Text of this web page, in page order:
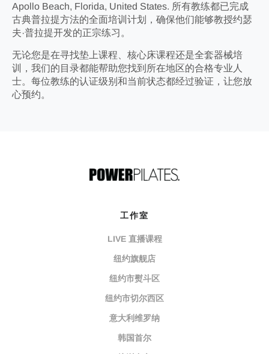
Apollo Beach, Florida, United States. 所有教练都已完成
古典普拉提方法的全面培训计划，确保他们能够教授约瑟
夫·普拉提开发的正宗练习。
无论您是在寻找垫上课程、核心床课程还是全套器械培
训，我们的目录都能帮助您找到所在地区的合格专业人
士。每位教练的认证级别和当前状态都经过验证，让您放
心预约。
工作室
LIVE 直播课程
纽约旗舰店
纽约市熨斗区
纽约市切尔西区
意大利维罗纳
韩国首尔